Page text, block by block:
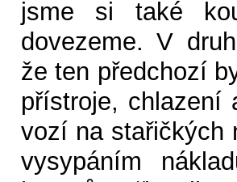
jsme si také
dovezeme. V
že ten předchozí
přístroje, chlazení
vozí na stařičkých
vysypáním